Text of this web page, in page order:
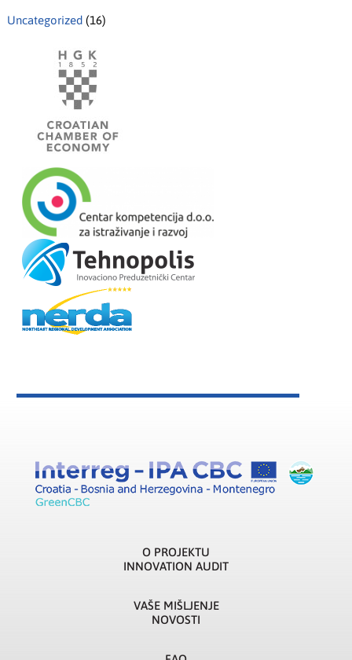
Uncategorized (16)
O PROJEKTU
INNOVATION AUDIT
VAŠE MIŠLJENJE
NOVOSTI